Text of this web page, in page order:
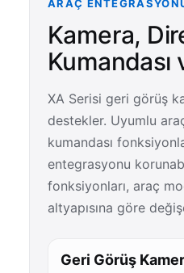
ARAÇ
Kamera,
Kumandası
XA Serisi geri görüş
destekler. Uyumlu
kumandası
entegrasyonu
fonksiyonları, araç
altyapısına göre
Geri Görüş